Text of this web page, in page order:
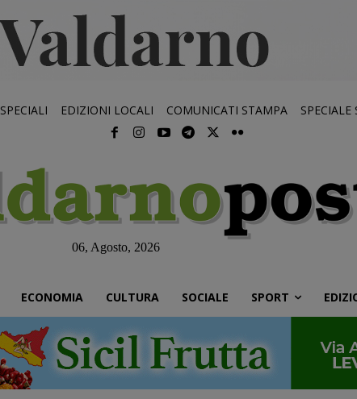
SPECIALI EDIZIONI LOCALI COMUNICATI STAMPA SPECIALE
06, Agosto, 2026
ECONOMIA CULTURA SOCIALE SPORT